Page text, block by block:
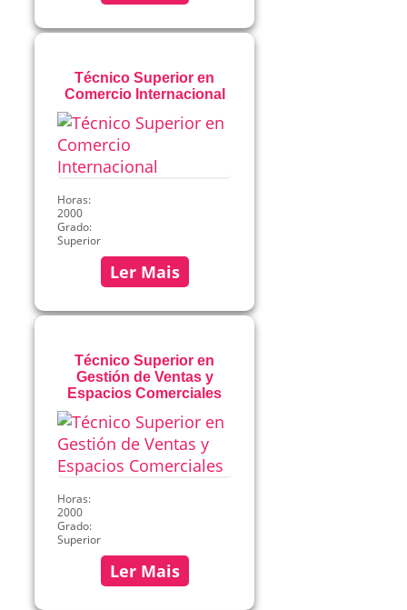
Técnico Superior en
Comercio Internacional
Horas:
2000
Grado:
Superior
Ler Mais
Técnico Superior en
Gestión de Ventas y
Espacios Comerciales
Horas:
2000
Grado:
Superior
Ler Mais